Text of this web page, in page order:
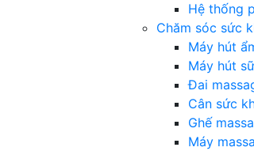
Hệ thống
Chăm sóc sức
Máy hút
Máy hút
Đai
Cân sức
Ghế
Máy